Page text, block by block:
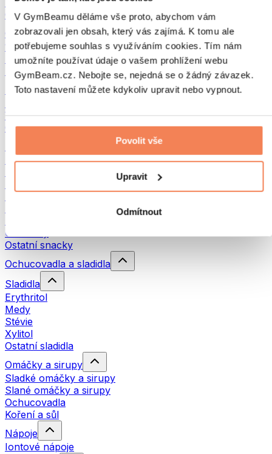
V GymBeamu děláme vše proto, abychom vám
zobrazovali jen obsah, který vás zajímá. K tomu ale
potřebujeme souhlas s využíváním cookies. Tím nám
umožníte používat údaje o vašem prohlížení webu
GymBeam.cz. Nebojte se, nejedná se o žádný závazek.
Toto nastavení můžete kdykoliv upravit nebo vypnout.
Povolit vše
Upravit
Odmítnout
Luštěniny
Ostatní fitness jídlo
Ořechová másla
100% ořechová másla
Sladká ořechová másla
Proteinová ořechová másla
Superpotraviny
Vláknina
Ostatní superpotraviny
Proteinové tyčinky
Proteinové čipsy a krekry
Čokolády
Ostatní snacky
Ochucovadla a sladidla
Sladidla
Erythritol
Medy
Stévie
Xylitol
Ostatní sladidla
Omáčky a sirupy
Sladké omáčky a sirupy
Slané omáčky a sirupy
Ochucovadla
Koření a sůl
Nápoje
Iontové nápoje